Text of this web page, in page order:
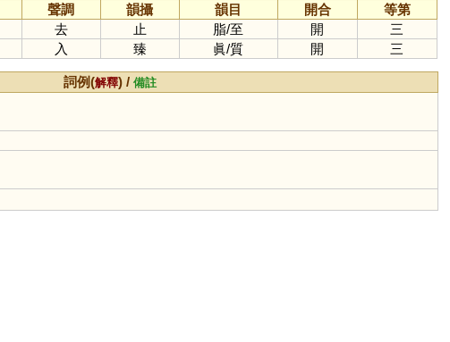
聲調 韻攝 韻目 開合
等第
去 止 脂/至 開
三
入 臻 眞/質 開 三
詞例(解釋) /備註